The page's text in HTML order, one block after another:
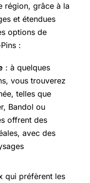
région, grâce à la
et étendues
options de
:
: à quelques
vous trouverez
telles que
, Bandol ou
offrent des
avec des
qui préfèrent les